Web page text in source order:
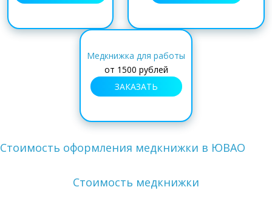
Медкнижка для работы
от 1500 рублей
ЗАКАЗАТЬ
Стоимость оформления медкнижки в ЮВАО
Стоимость медкнижки